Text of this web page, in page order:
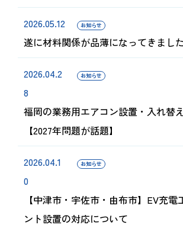
2026.05.12 お知らせ
遂に材料関係が品薄になってきました
2026.04.2
8
お知らせ
福岡の業務用エアコン設置・入れ替
【2027年問題が話題】
2026.04.1
0
お知らせ
【中津市・宇佐市・由布市】EV充電
ント設置の対応について